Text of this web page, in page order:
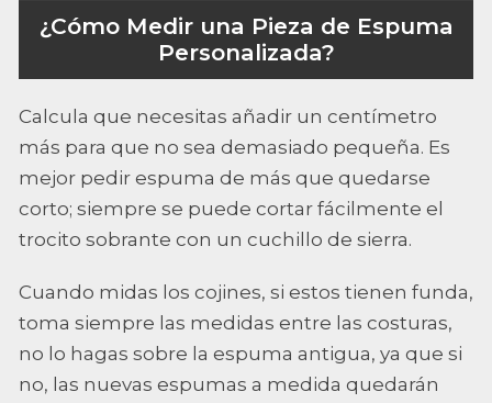
¿Cómo Medir una Pieza de Espuma
Personalizada?
Calcula que necesitas añadir un centímetro
más para que no sea demasiado pequeña. Es
mejor pedir espuma de más que quedarse
corto; siempre se puede cortar fácilmente el
trocito sobrante con un cuchillo de sierra.
Cuando midas los cojines, si estos tienen funda,
toma siempre las medidas entre las costuras,
no lo hagas sobre la espuma antigua, ya que si
no, las nuevas espumas a medida quedarán